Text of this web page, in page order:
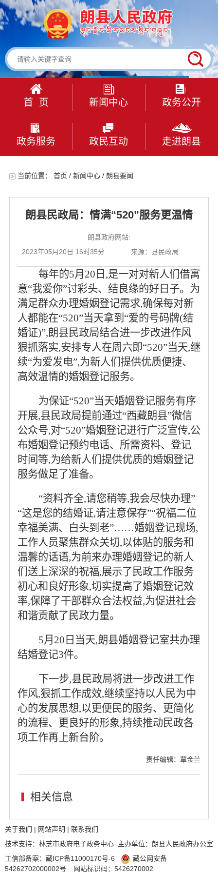
首 页 新闻中心 政务公开
政务服务 政民互动 走进朗县
当前位置： 首页 / 新闻中心/ 朗县要闻
朗县民政局：情满“520”服务更温情
朗县政府网站:
2023年05月20日 16时35分
来源：县民政局
每年的5月20日,是一对对新人们借寓
意“我爱你”讨彩头、结良缘的好日子。为
满足群众办理婚姻登记需求,确保每对新
人都能在“520”当天拿到“爱的号码牌(结
婚证)”,朗县民政局结合进一步改进作风
狠抓落实,安排专人在周六即“520”当天,继
续“为爱发电”,为新人们提供优质便捷、
高效温情的婚姻登记服务。
为保证“520”当天婚姻登记服务有序
开展,县民政局提前通过“西藏朗县”微信
公众号,对“520”婚姻登记进行广泛宣传,公
布婚姻登记预约电话、所需资料、登记
时间等,为给新人们提供优质的婚姻登记
服务做足了准备。
“资料齐全,请您稍等,我会尽快办理”
“这是您的结婚证,请注意保存”“祝福二位
幸福美满、白头到老”……婚姻登记现场,
工作人员聚焦群众关切,以体贴的服务和
温馨的话语,为前来办理婚姻登记的新人
们送上深深的祝福,展示了民政工作服务
初心和良好形象,切实提高了婚姻登记效
率,保障了干部群众合法权益,为促进社会
和谐贡献了民政力量。
5月20日当天,朗县婚姻登记室共办理
结婚登记3件。
下一步,县民政局将进一步改进工作
作风,狠抓工作成效,继续坚持以人民为中
心的发展思想,以更便民的服务、更简化
的流程、更良好的形象,持续推动民政各
项工作再上新台阶。
责任编辑：覃金兰
相关信息
关于我们 | 网站声明 | 联系我们
技术支持：林芝市政府电子政务中心 主办单位：朗县人民政府办公室
工信部备案： 藏ICP备11000170号-6
藏公网安备
54262702000002号
网站标识码：5426270002